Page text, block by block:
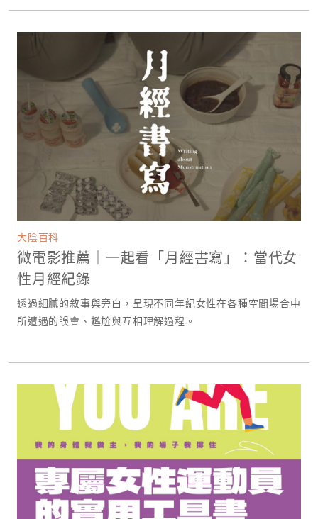
大陰百科
微電影推薦｜一起看「月經書寫」：當代女
性月經紀錄
透過細膩的敘事與旁白，呈現不同年紀女性在各種空間場合中
所遭遇的誤會、尷尬與互相理解過程。